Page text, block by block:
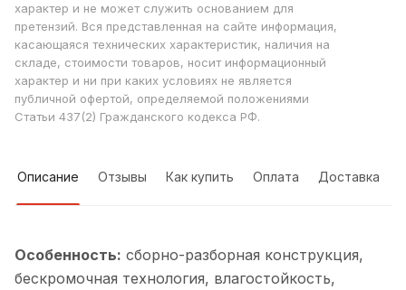
характер и не может служить основанием для
претензий. Вся представленная на сайте информация,
касающаяся технических характеристик, наличия на
складе, стоимости товаров, носит информационный
характер и ни при каких условиях не является
публичной офертой, определяемой положениями
Статьи 437(2) Гражданского кодекса РФ.
Описание Отзывы Как купить Оплата Доставка
Особенность: cборно-разборная конструкция,
бескромочная технология, влагостойкость,